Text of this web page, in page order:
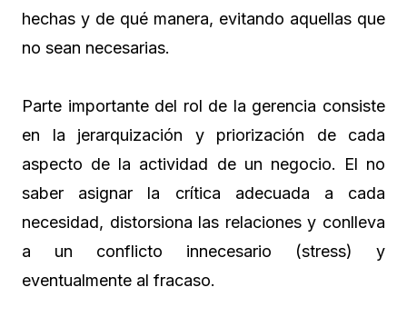
hechas y de qué manera, evitando aquellas que
no sean necesarias.
Parte importante del rol de la gerencia consiste
en la jerarquización y priorización de cada
aspecto de la actividad de un negocio. El no
saber asignar la crítica adecuada a cada
necesidad, distorsiona las relaciones y conlleva
a un conflicto innecesario (stress) y
eventualmente al fracaso.